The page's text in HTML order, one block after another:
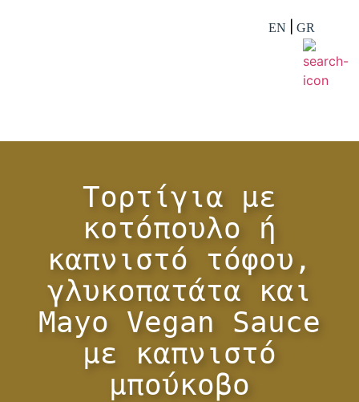
EN GR
Τορτίγια με
κοτόπουλο ή
καπνιστό τόφου,
γλυκοπατάτα και
Mayo Vegan Sauce
με καπνιστό
μπούκοβο